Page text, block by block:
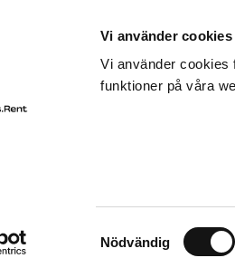
Vi använder
Vi använder cookies
funktioner på våra
Samtyckesval
Nödvändig